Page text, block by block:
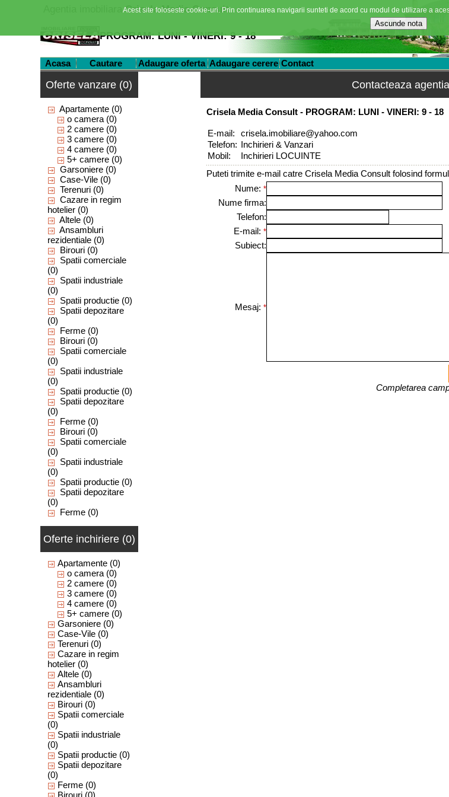
Agentia imobiliaraCrisela Media Consult
PROGRAM: LUNI - VINERI: 9 - 18
Acasa Cautare Adaugare oferta Adaugare cerere Contact
Oferte vanzare (0)
Apartamente(0)
o camera(0)
2 camere(0)
3 camere(0)
4 camere(0)
5+ camere(0)
Garsoniere(0)
Case-Vile(0)
Terenuri(0)
Cazare in regim
hotelier(0)
Altele(0)
Ansambluri
rezidentiale(0)
Birouri(0)
Spatii comerciale
(0)
Spatii industriale
(0)
Spatii productie(0)
Spatii depozitare
(0)
Ferme(0)
Birouri(0)
Spatii comerciale
(0)
Spatii industriale
(0)
Spatii productie(0)
Spatii depozitare
(0)
Ferme(0)
Birouri(0)
Spatii comerciale
(0)
Spatii industriale
(0)
Spatii productie(0)
Spatii depozitare
(0)
Ferme(0)
Oferte inchiriere (0)
Apartamente(0)
o camera(0)
2 camere(0)
3 camere(0)
4 camere(0)
5+ camere(0)
Garsoniere(0)
Case-Vile(0)
Terenuri(0)
Cazare in regim
hotelier(0)
Altele(0)
Ansambluri
rezidentiale(0)
Birouri(0)
Spatii comerciale
(0)
Spatii industriale
(0)
Spatii productie(0)
Spatii depozitare
(0)
Ferme(0)
Birouri(0)
Contacteaza
Crisela Media Consult - PROGRAM: LUNI - VINERI: 9 - 18
E-mail:
crisela.imobiliare@yahoo.com
Telefon: Inchirieri & Vanzari
Mobil:
Inchirieri LOCUINTE
Puteti trimite e-mail catre Crisela Media Consult folosind
Nume: *
Nume firma:
Telefon:
E-mail: *
Subiect:
Mesaj: *
Completarea
Acest site foloseste cookie-uri. Prin continuarea navigarii sunteti de acord cu modul de utilizare a